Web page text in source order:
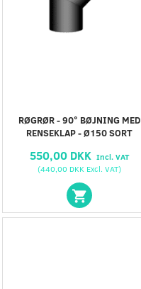
RØGRØR - 90° BØJNING MED
RENSEKLAP - Ø150 SORT
550,00 DKK Incl. VAT
(440,00 DKK Excl. VAT)